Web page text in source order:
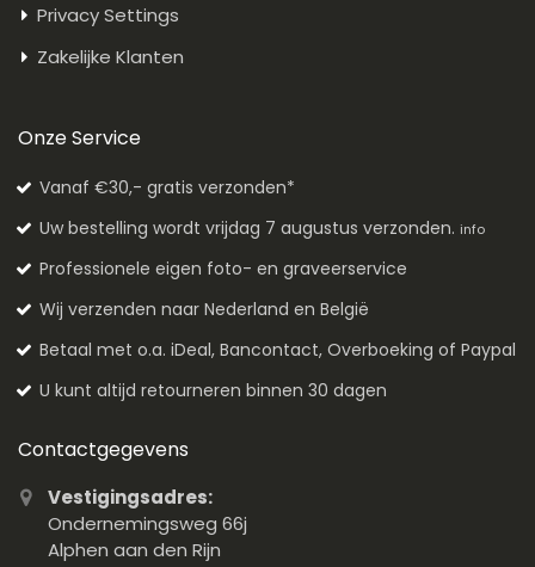
Privacy Settings
Zakelijke Klanten
Onze Service
Vanaf €30,- gratis verzonden*
Uw bestelling wordt vrijdag 7 augustus verzonden. info
Professionele eigen foto- en graveerservice
Wij verzenden naar Nederland en België
Betaal met o.a. iDeal, Bancontact, Overboeking of Paypal
U kunt altijd retourneren binnen 30 dagen
Contactgegevens
Vestigingsadres:
Ondernemingsweg 66j
Alphen aan den Rijn